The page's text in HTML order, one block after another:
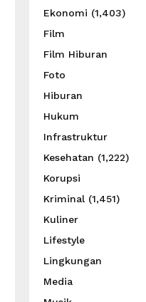
Ekonomi (1,403)
Film
Film Hiburan
Foto
Hiburan
Hukum
Infrastruktur
Kesehatan (1,222)
Korupsi
Kriminal (1,451)
Kuliner
Lifestyle
Lingkungan
Media